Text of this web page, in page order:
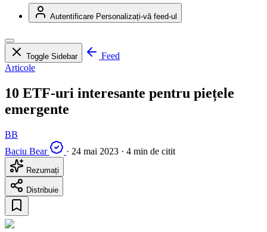
Autentificare Personalizați-vă feed-ul
Toggle Sidebar
Feed
Articole
10 ETF-uri interesante pentru piețele
emergente
BB
Baciu Bear
· 24 mai 2023 · 4 min de citit
Rezumați
Distribuie